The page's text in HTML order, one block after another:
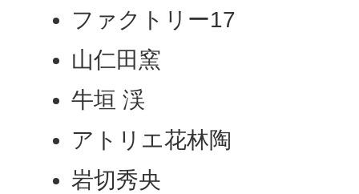
ファクトリー17
山仁田窯
牛垣 渓
アトリエ花林陶
岩切秀央